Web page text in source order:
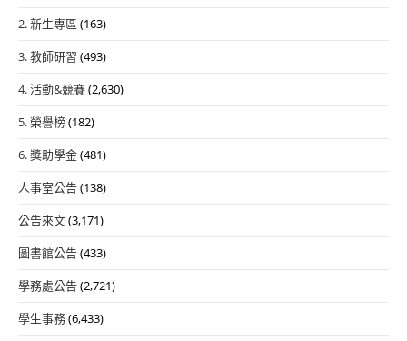
2. 新生專區 (163)
3. 教師研習 (493)
4. 活動&競賽(2,630)
5. 榮譽榜(182)
6. 獎助學金(481)
人事室公告(138)
公告來文(3,171)
圖書館公告(433)
學務處公告(2,721)
學生事務(6,433)